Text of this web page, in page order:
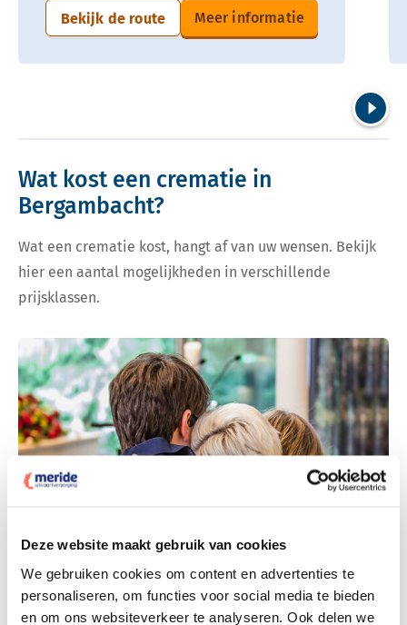
Deze website maakt gebruik van cookies
We gebruiken cookies om content en advertenties te
personaliseren, om functies voor social media te bieden
en om ons websiteverkeer te analyseren. Ook delen we
Bekijk de route Meer informatie
Wat kost een crematie in
Bergambacht?
Wat een crematie kost, hangt af van uw wensen. Bekijk
hier een aantal mogelijkheden in verschillende
prijsklassen.
Dit kost een crematie
Bekijk tarieven voor crematie
Bekijk tarieven voor begrafenis